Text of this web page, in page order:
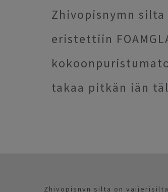
Zhivopisnymn
eristettiin
takaa pitkän iän
Zhivopisnyn silta on